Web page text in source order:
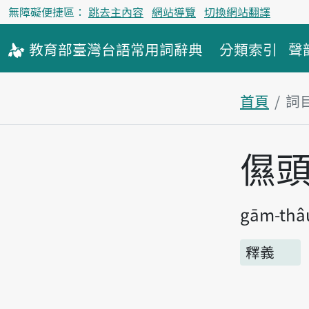
無障礙便捷區： 跳去主內容 網站導覽 切換網站翻譯
教育部臺灣台語常用詞辭典 分類索引 聲
首頁 詞
主內容區
儑
gām-
釋義